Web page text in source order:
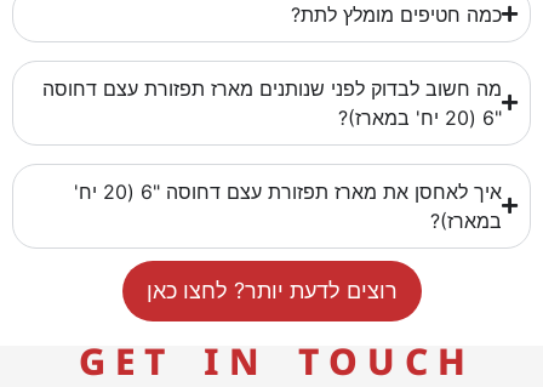
כמה חטיפים מומלץ לתת?
מה חשוב לבדוק לפני שנותנים מארז תפזורת עצם דחוסה
"6 (20 יח' במארז)?
איך לאחסן את מארז תפזורת עצם דחוסה "6 (20 יח'
במארז)?
רוצים לדעת יותר? לחצו כאן
G E T I N T O U C H